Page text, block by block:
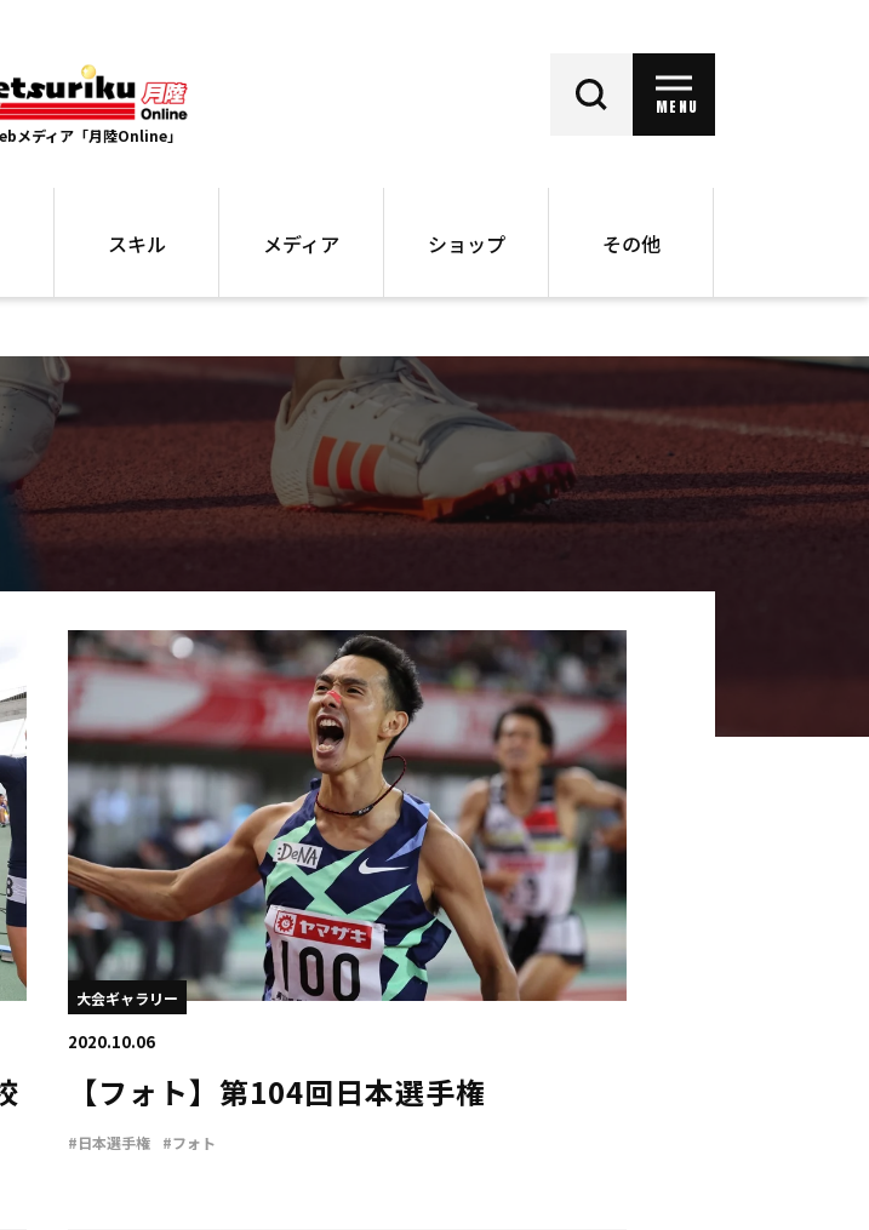
メディア「月陸Online」
MENU
スキル
お役立ち情報
メディア
大会ギャラリー
写真記事
ショップ
バックナンバー
書籍
その他
大会ギャラリー
2020.10.06
【フォト】第104回日本選手権
#日本選手権 #フォト